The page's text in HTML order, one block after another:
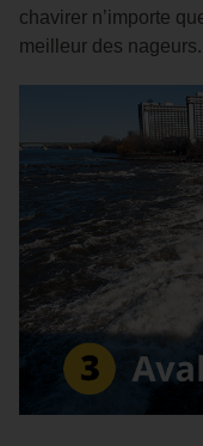
chavirer n’importe
meilleur des nageurs.